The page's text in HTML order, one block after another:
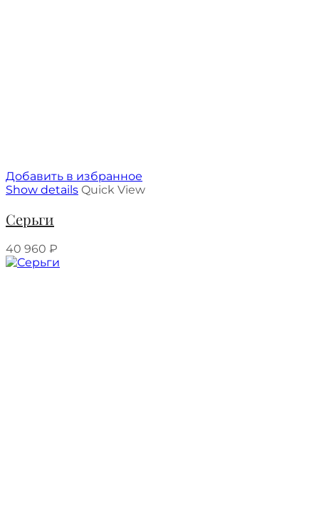
Добавить в избранное
Show details Quick View
Серьги
40 960 ₽